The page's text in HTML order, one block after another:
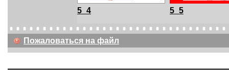
5_4 5_5
474x685 483x700
Пожаловаться на файл